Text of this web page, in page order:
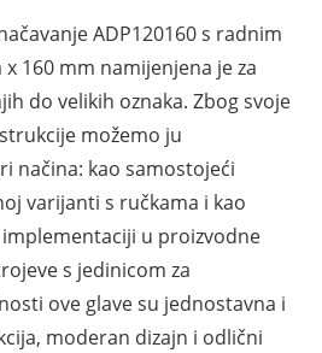
ADP120160 s radnim
160 mm namijenjena je za
do velikih oznaka. Zbog svoje
možemo ju
načina: kao samostojeći
varijanti s ručkama i kao
u proizvodne
s jedinicom za
ove glave su jednostavna i
moderan dizajn i odlični